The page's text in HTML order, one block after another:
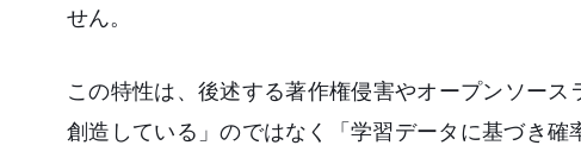
せん。
この特性は、後述する著作権侵害やオープンソー
創造している」のではなく「学習データに基づき